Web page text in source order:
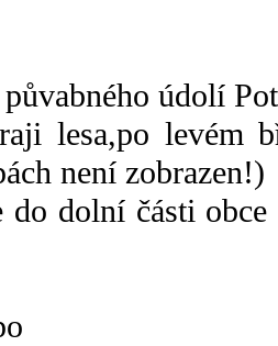
údolí
lesa,po levém
není zobrazen!)
do dolní části